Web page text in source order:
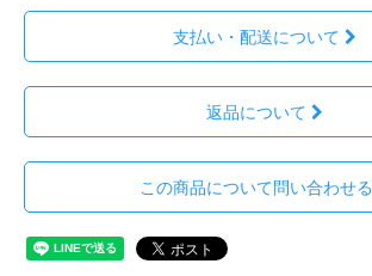
支払い・配送について
返品について
この商品について問い合わせる